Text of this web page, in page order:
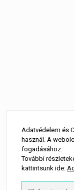
Adatvédelem és
használ. A
fogadásához.
További
kattintsunk ide: